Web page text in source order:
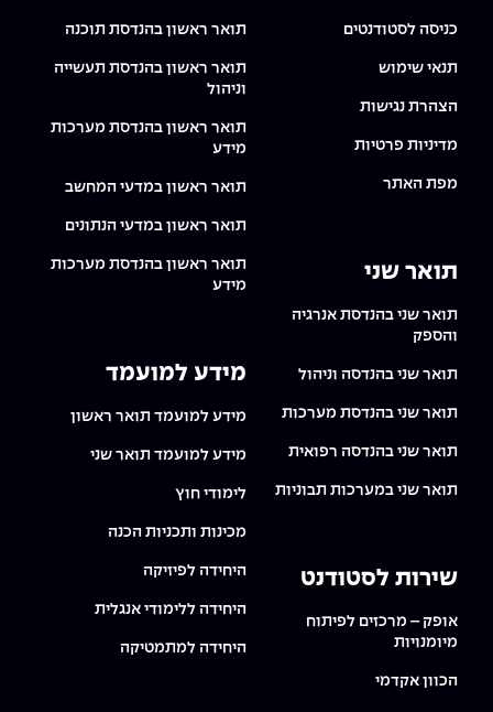
כניסה לסטודנטים
תנאי שימוש
הצהרת נגישות
מדיניות פרטיות
מפת האתר
תואר שני
תואר שני בהנדסת אנרגיה
והספק
תואר שני בהנדסה וניהול
תואר שני בהנדסת מערכות
תואר שני בהנדסה רפואית
תואר שני במערכות תבוניות
שירות לסטודנט
אופק – מרכזים לפיתוח
מיומנויות
הכוון אקדמי
תואר ראשון בהנדסת תוכנה
תואר ראשון בהנדסת תעשייה
וניהול
תואר ראשון בהנדסת מערכות
מידע
תואר ראשון במדעי המחשב
תואר ראשון במדעי הנתונים
תואר ראשון בהנדסת מערכות
מידע
מידע למועמד
מידע למועמד תואר ראשון
מידע למועמד תואר שני
לימודי חוץ
מכינות ותכניות הכנה
היחידה לפיזיקה
היחידה ללימודי אנגלית
היחידה למתמטיקה